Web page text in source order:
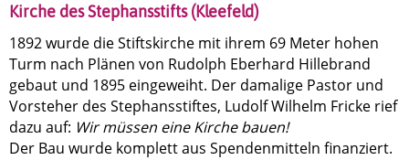
Kirche des Stephansstifts (Kleefeld)
1892 wurde die Stiftskirche mit ihrem 69 Meter hohen
Turm nach Plänen von Rudolph Eberhard Hillebrand
gebaut und 1895 eingeweiht. Der damalige Pastor und
Vorsteher des Stephansstiftes, Ludolf Wilhelm Fricke rief
dazu auf: Wir müssen eine Kirche bauen!
Der Bau wurde komplett aus Spendenmitteln finanziert.